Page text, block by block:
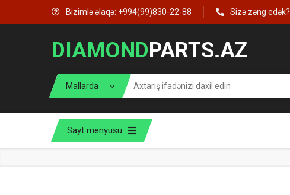
Bizimlə əlaqə: +994(99)830-22-88 Sizə zəng edək?
DIAMONDPARTS.AZ
Sayt menyusu